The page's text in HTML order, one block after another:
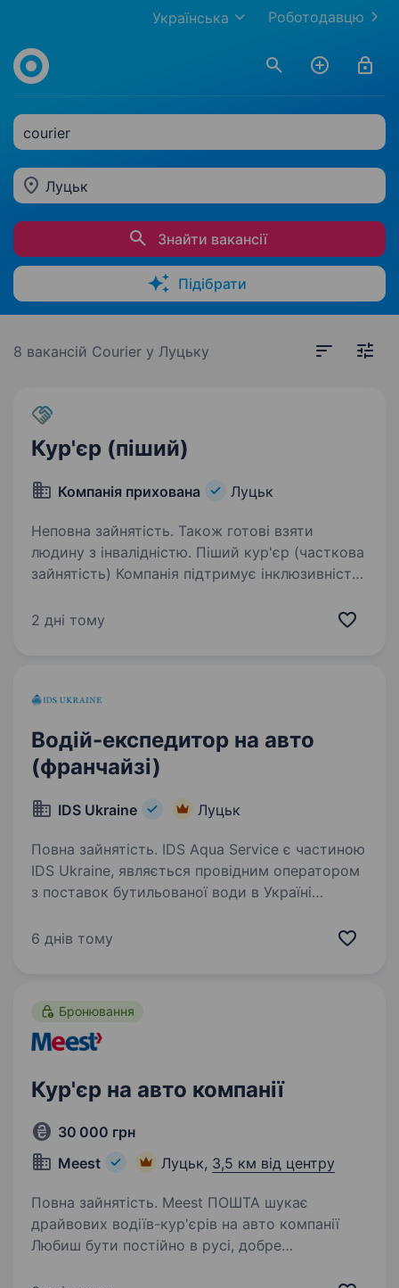
Роботодавцю
Українська
courier
Луцьк
Знайти вакансії
Підібрати
8 вакансій Courier у Луцьку
Кур'єр (піший)
Компанія прихована Луцьк
Неповна зайнятість. Також готові взяти
людину з інвалідністю. Піший кур'єр (часткова
зайнятість) Компанія підтримує інклюзивність
людьми з інвалідністю. Місто: Луцьк Графік
2 дні тому
Водій-експедитор на авто
(франчайзі)
IDS Ukraine Луцьк
Повна зайнятість. IDS Aqua Service є частиною
IDS Ukraine, являється провідним оператором
з поставок бутильованої води в Україні
«Миргородська» та «Аква Лайф». Під брендом
6 днів тому
Бронювання
Кур'єр на авто компанії
30 000 грн
Meest
Луцьк, 3,5 км від центру
Повна зайнятість. Meest ПОШТА шукає
драйвових водіїв-кур'єрів на авто компанії
Любиш бути постійно в русі, добре